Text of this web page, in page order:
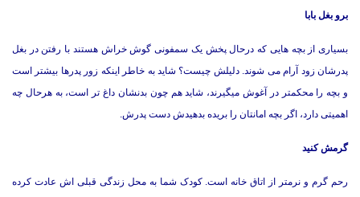
برو بغل بابا
بسیاری از بچه هایی که درحال پخش یک سمفونی گوش خراش هستند با رفتن در بغل
پدرشان زود آرام می شوند. دلیلش چیست؟ شاید به خاطر اینکه زور پدرها بیشتر است
و بچه را محکمتر در آغوش میگیرند، شاید هم چون بدنشان داغ تر است، به هرحال چه
اهمیتی دارد، اگر بچه امانتان را بریده بدهیدش دست پدرش.
گرمش کنید
رحم گرم و نرمتر از اتاق خانه است. کودک شما به محل زندگی قبلی اش عادت کرده